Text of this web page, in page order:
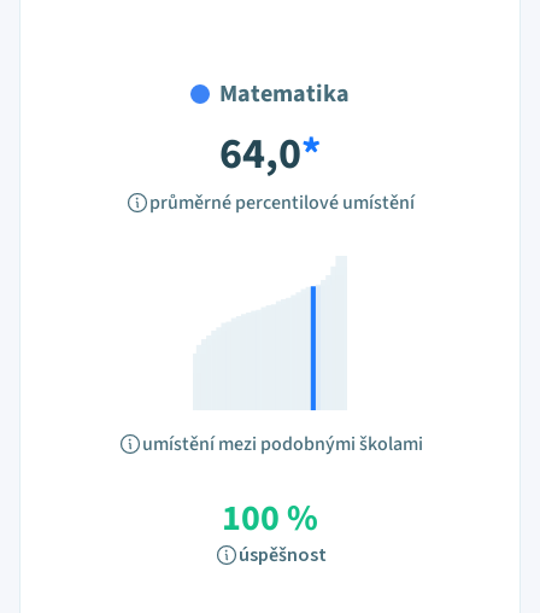
Matematika
64,0*
průměrné percentilové umístění
umístění mezi podobnými školami
100 %
úspěšnost